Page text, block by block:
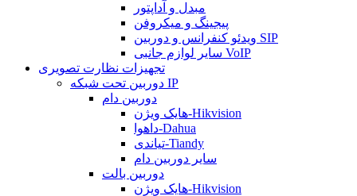
مبدل و آداپتور
پیجینگ و میکروفن
ویدئو کنفرانس و دوربین SIP
سایر لوازم جانبی VoIP
تجهیزات نظارت تصویری
دوربین تحت شبکه IP
دوربین دام
هایک ویژن-Hikvision
داهوا-Dahua
تیاندی-Tiandy
سایر دوربین دام
دوربین بالت
هایک ویژن-Hikvision